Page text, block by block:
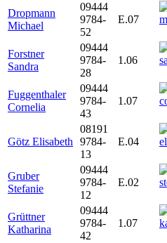
Dropmann
Michael
09444
9784-
52
E.07
Forstner
Sandra
09444
9784-
28
1.06
Fuggenthaler
Cornelia
09444
9784-
43
1.07
Götz Elisabeth
08191
9784-
13
E.04
Gruber
Stefanie
09444
9784-
12
E.02
Grüttner
Katharina
09444
9784-
42
1.07